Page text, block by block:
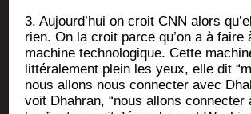
3. Aujourd’hui on croit CNN alors
rien. On la croit parce qu’on a à faire
machine tech­no­lo­gique. Cette
lit­té­ra­le­ment plein les yeux, elle dit
nous allons nous connec­ter avec
voit Dhah­ran, “nous allons